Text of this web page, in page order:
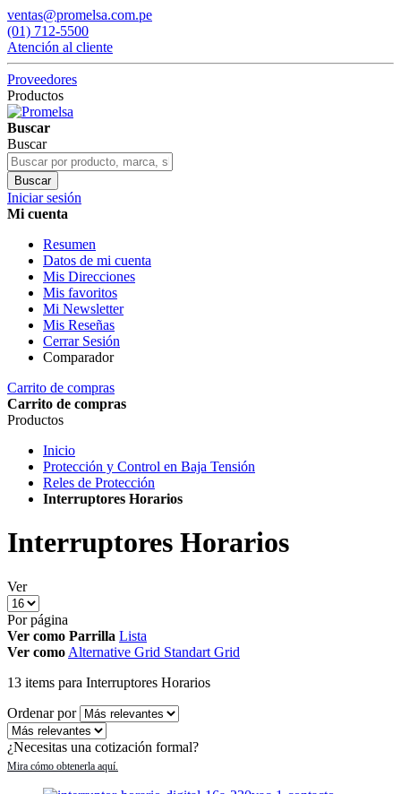
ventas@promelsa.com.pe
(01) 712-5500
Atención al cliente
Proveedores
Productos
Buscar
Buscar
Buscar
Iniciar sesión
Mi cuenta
Resumen
Datos de mi cuenta
Mis Direcciones
Mis favoritos
Mi Newsletter
Mis Reseñas
Cerrar Sesión
Comparador
Carrito de compras
Carrito de compras
Productos
Inicio
Protección y Control en Baja Tensión
Reles de Protección
Interruptores Horarios
Interruptores Horarios
Ver
Por página
Ver como Parrilla Lista
Ver como Alternative Grid Standart Grid
13 items para Interruptores Horarios
Ordenar por
¿Necesitas una cotización formal?